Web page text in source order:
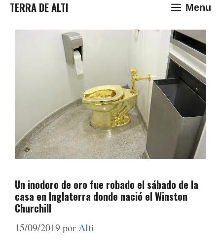
SaltarTERRA DE ALTI Menu
Un inodoro de oro fue robado el sábado de la
casa en Inglaterra donde nació el Winston
Churchill
15/09/2019 porAlti